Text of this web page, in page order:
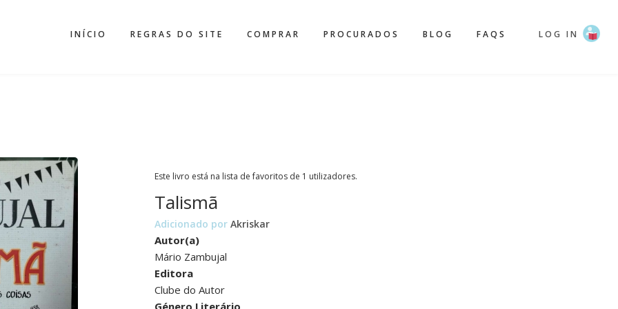
INÍCIO REGRAS DO SITE COMPRAR PROCURADOS BLOG FAQS LOG IN
Este livro está na lista de favoritos de 1 utilizadores.
Talismã
Adicionado por Akriskar
Autor(a)
Mário Zambujal
Editora
Clube do Autor
Género Literário